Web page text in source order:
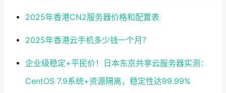
2025年香港CN2服务器价格和配置表
2025年香港云手机多少钱一个月？
企业级稳定+平民价！日本东京共享云服务器实测：
CentOS 7.9系统+资源隔离，稳定性达99.99%